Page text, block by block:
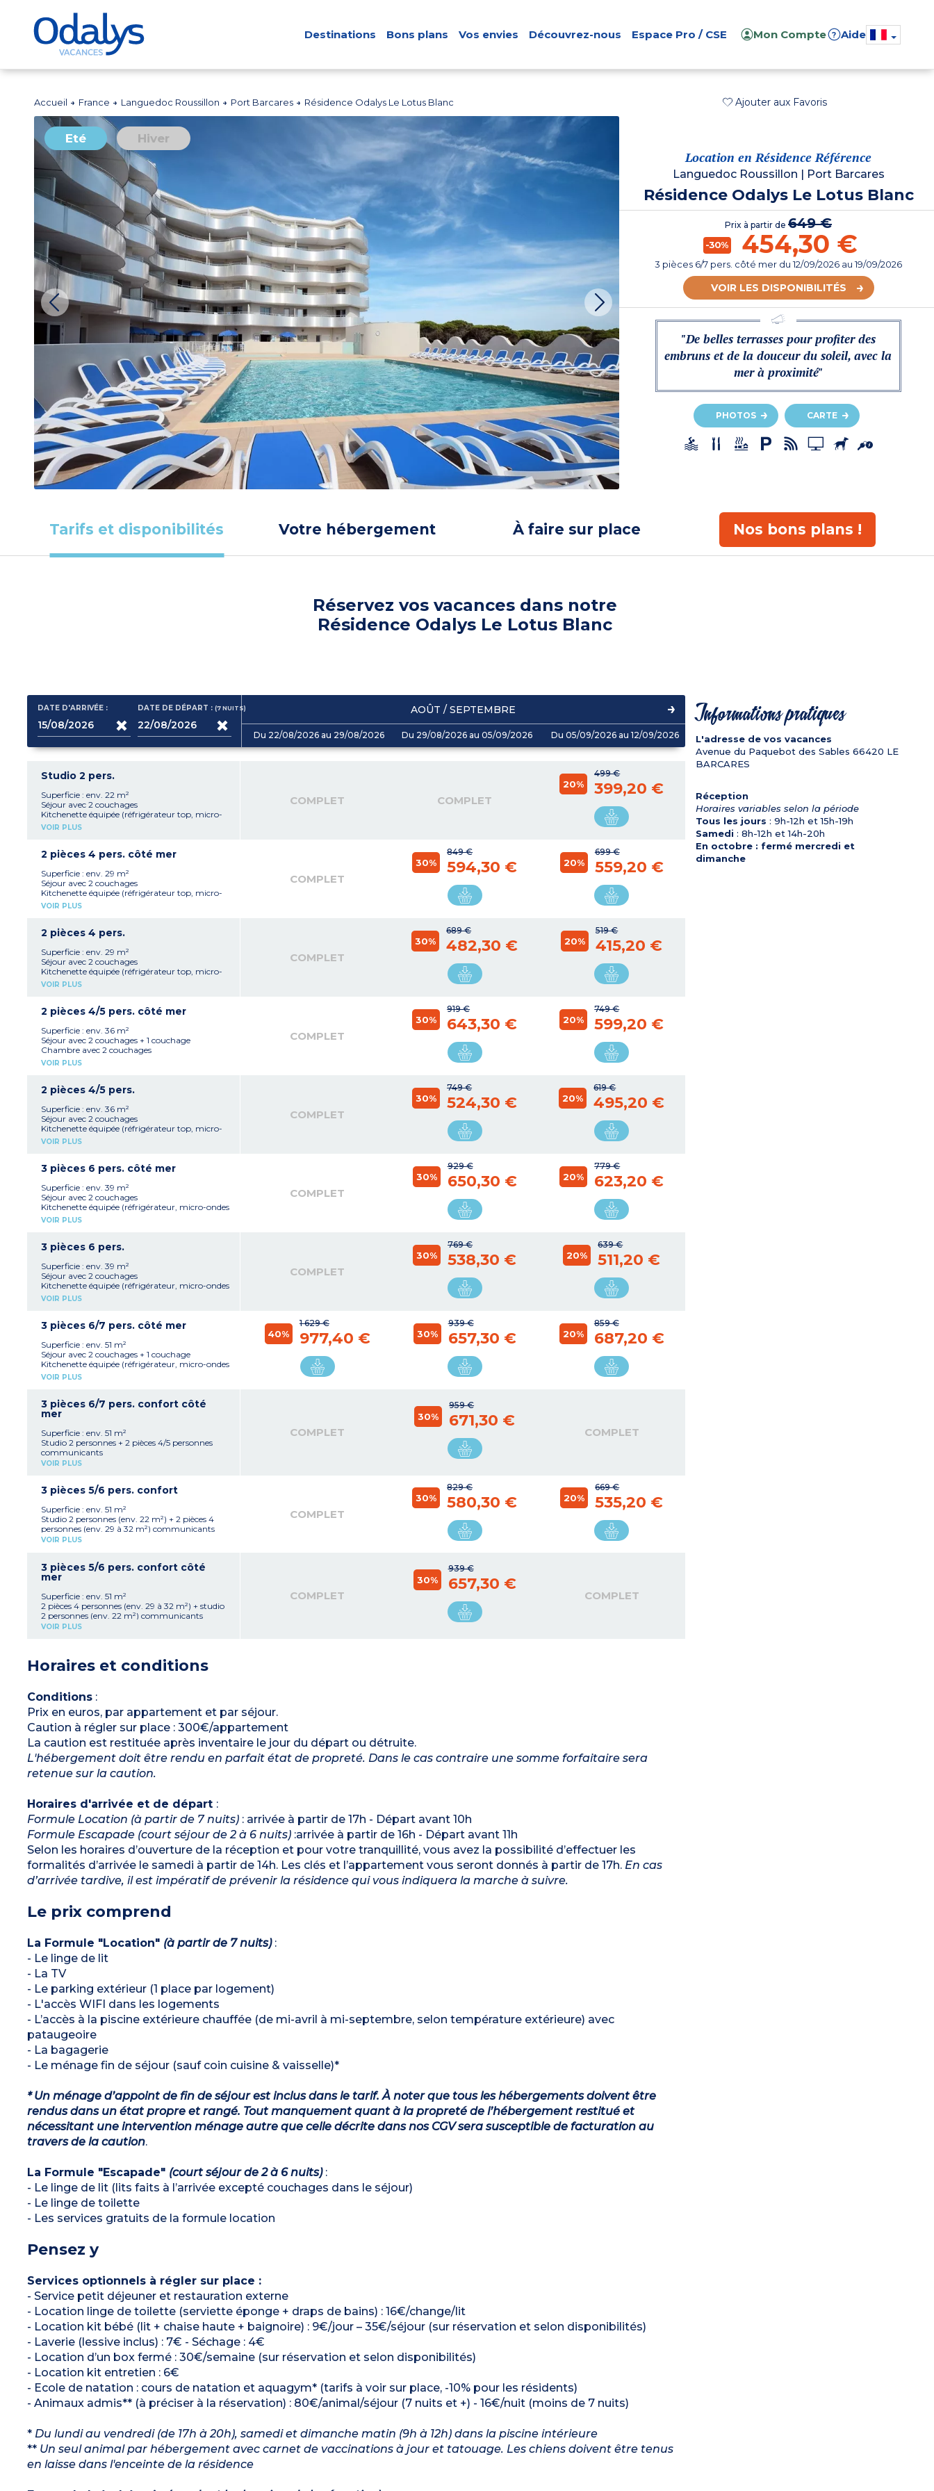
Destinations Bons plans Vos envies Découvrez-nous Espace Pro / CSE Mon Compte ? Aide
Accueil France Languedoc Roussillon Port Barcares Résidence Odalys Le Lotus Blanc Ajouter aux Favoris
Eté Hiver
Location en Résidence Référence
Languedoc Roussillon Port Barcares
Résidence Odalys Le Lotus Blanc
Prix à partir de 649 €
-30% 454,30 €
3 pièces 6/7 pers. côté mer du12/09/2026 au 19/09/2026
VOIR LES DISPONIBILITÉS
"De belles terrasses pour profiter des
embruns et de la douceur du soleil, avec la
mer à proximité"
PHOTOS CARTE
Tarifs et disponibilités Votre hébergement À faire sur place Nos bons plans !
Réservez vos vacances dans notre
Résidence Odalys Le Lotus Blanc
DATE D'ARRIVÉE : DATE DE DÉPART :(7NUITS) AOÛT / SEPTEMBRE
Du 22/08/2026 au 29/08/2026 Du 29/08/2026 au 05/09/2026 Du 05/09/2026 au 12/09/2026
Studio 2 pers.
Superficie : env. 22 m²
Séjour avec 2 couchages
Kitchenette équipée (réfrigérateur top, micro-
ondes mixte, plaque vitrocéramique 2 feux,
VOIR PLUS
COMPLET COMPLET
499 €
20% 399,20 €
2 pièces 4 pers. côté mer
Superficie : env. 29 m²
Séjour avec 2 couchages
Kitchenette équipée (réfrigérateur top, micro-
ondes mixte, plaque vitrocéramique 2 feux,
Salle de douche avec WC
VOIR PLUS
COMPLET
849 €
30% 594,30 €
699 €
20% 559,20 €
2 pièces 4 pers.
Superficie : env. 29 m²
Séjour avec 2 couchages
Kitchenette équipée (réfrigérateur top, micro-
ondes mixte, plaque vitrocéramique 2 feux,
et certains logements selon la configuration de
la cuisine)
Chambre avec 2 couchages
Salle de douche avec WC
VOIR PLUS
COMPLET
689 €
30% 482,30 €
519 €
20% 415,20 €
2 pièces 4/5 pers. côté mer
Superficie : env. 36 m²
Séjour avec 2 couchages + 1 couchage
Chambre avec 2 couchages
Kitchenette équipée (réfrigérateur top, micro-
Salle de douche avec WC
VOIR PLUS
COMPLET
919 €
30% 643,30 €
749 €
20% 599,20 €
2 pièces 4/5 pers.
Superficie : env. 36 m²
Séjour avec 2 couchages
Kitchenette équipée (réfrigérateur top, micro-
ondes mixte, plaque vitrocéramique 2 feux,
+ 1 couchage
Salle de douche avec WC
VOIR PLUS
COMPLET
749 €
30% 524,30 €
619 €
20% 495,20 €
3 pièces 6 pers. côté mer
Superficie : env. 39 m²
Séjour avec 2 couchages
Kitchenette équipée (réfrigérateur, micro-ondes
mixte, plaque vitrocéramique 4 feux, lave-
Salle de douche, WC séparé (sauf appartement
personne à mobilité réduite)
VOIR PLUS
COMPLET
929 €
30% 650,30 €
779 €
20% 623,20 €
3 pièces 6 pers.
Superficie : env. 39 m²
Séjour avec 2 couchages
Kitchenette équipée (réfrigérateur, micro-ondes
mixte, plaque vitrocéramique 4 feux, lave-
Salle de douche, WC séparé
VOIR PLUS
COMPLET
769 €
30% 538,30 €
639 €
20% 511,20 €
3 pièces 6/7 pers. côté mer
Superficie : env. 51 m²
Séjour avec 2 couchages + 1 couchage
Kitchenette équipée (réfrigérateur, micro-ondes
mixte, plaque vitrocéramique 4 feux, lave-
2 salles de douche, WC séparé
VOIR PLUS
1 629 €
40% 977,40 €
939 €
30% 657,30 €
859 €
20% 687,20 €
3 pièces 6/7 pers. confort côté
mer
Superficie : env. 51 m²
Studio 2 personnes + 2 pièces 4/5 personnes
communicants
VOIR PLUS
COMPLET
959 €
30% 671,30 €
COMPLET
3 pièces 5/6 pers. confort
Superficie : env. 51 m²
Studio 2 personnes (env. 22 m²) + 2 pièces 4
personnes (env. 29 à 32 m²) communicants
VOIR PLUS
COMPLET
829 €
30% 580,30 €
669 €
20% 535,20 €
3 pièces 5/6 pers. confort côté
mer
Superficie : env. 51 m²
2 pièces 4 personnes (env. 29 à 32 m²) + studio
2 personnes (env. 22 m²) communicants
VOIR PLUS
COMPLET
939 €
30% 657,30 €
COMPLET
Horaires et conditions
Conditions:
Prix en euros, par appartement et par séjour.
Caution à régler sur place : 300€/appartement
La caution est restituée après inventaire le jour du départ ou détruite.
L'hébergement doit être rendu en parfait état de propreté. Dans le cas contraire une somme forfaitaire sera
retenue sur la caution.
Horaires d'arrivée et de départ :
Formule Location (à partir de 7 nuits): arrivée à partir de 17h - Départ avant 10h
Formule Escapade (court séjour de 2 à 6 nuits):arrivée à partir de 16h - Départ avant 11h
Selon les horaires d’ouverture de la réception et pour votre tranquillité, vous avez la possibilité d’effectuer les
formalités d’arrivée le samedi à partir de 14h. Les clés et l’appartement vous seront donnés à partir de 17h. En cas
d’arrivée tardive, il est impératif de prévenir la résidence qui vous indiquera la marche à suivre.
Le prix comprend
La Formule "Location" (à partir de 7 nuits):
- Le linge de lit
- La TV
- Le parking extérieur (1 place par logement)
- L'accès WIFI dans les logements
- L’accès à la piscine extérieure chauffée (de mi-avril à mi-septembre, selon température extérieure) avec
pataugeoire
- La bagagerie
- Le ménage fin de séjour (sauf coin cuisine & vaisselle)*
* Un ménage d’appoint de fin de séjour est inclus dans le tarif. À noter que tous les hébergements doivent être
rendus dans un état propre et rangé. Tout manquement quant à la propreté de l’hébergement restitué et
nécessitant une intervention ménage autre que celle décrite dans nos CGV sera susceptible de facturation au
travers de la caution.
La Formule "Escapade" (court séjour de 2 à 6 nuits):
- Le linge de lit (lits faits à l’arrivée excepté couchages dans le séjour)
- Le linge de toilette
- Les services gratuits de la formule location
Pensez y
Services optionnels à régler sur place :
- Service petit déjeuner et restauration externe
- Location linge de toilette (serviette éponge + draps de bains) : 16€/change/lit
- Location kit bébé (lit + chaise haute + baignoire) : 9€/jour – 35€/séjour (sur réservation et selon disponibilités)
- Laverie (lessive inclus) : 7€ - Séchage : 4€
- Location d’un box fermé : 30€/semaine (sur réservation et selon disponibilités)
- Location kit entretien : 6€
- Ecole de natation : cours de natation et aquagym* (tarifs à voir sur place, -10% pour les résidents)
- Animaux admis** (à préciser à la réservation) : 80€/animal/séjour (7 nuits et +) - 16€/nuit (moins de 7 nuits)
* Du lundi au vendredi (de 17h à 20h), samedi et dimanche matin (9h à 12h) dans la piscine intérieure
** Un seul animal par hébergement avec carnet de vaccinations à jour et tatouage. Les chiens doivent être tenus
en laisse dans l'enceinte de la résidence
Informations pratiques
L'adresse de vos vacances
Avenue du Paquebot des Sables 66420 LE
BARCARES
Réception
Horaires variables selon la période
Tous les jours : 9h-12h et 15h-19h
Samedi : 8h-12h et 14h-20h
En octobre : fermé mercredi et
dimanche